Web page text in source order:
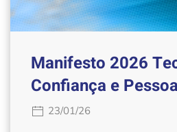
Manifesto 2026
Confiança e
23/01/26